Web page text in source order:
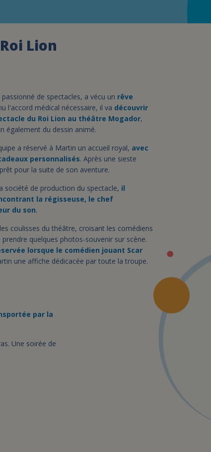
Lion
passionné de spectacles, a vécu un rêve
l'accord médical nécessaire, il va découvrir
du Roi Lion au théâtre Mogador,
également du dessin animé.
a réservé à Martin un accueil royal, avec
personnalisés. Après une sieste
pour la suite de son aventure.
société de production du spectacle, il
la régisseuse, le chef
du son.
coulisses du théâtre, croisant les comédiens
quelques photos-souvenir sur scène.
lorsque le comédien jouant Scar
une affiche dédicacée par toute la troupe.
par la
Une soirée de